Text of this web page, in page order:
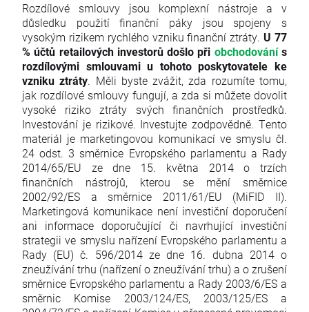
Rozdílové smlouvy jsou komplexní nástroje a v
důsledku použití finanční páky jsou spojeny s
vysokým rizikem rychlého vzniku finanční ztráty. U 77
% účtů retailových investorů došlo při obchodovánís
rozdílovými smlouvami u tohoto poskytovatele ke
vzniku ztráty. Měli byste zvážit, zda rozumíte tomu,
jak rozdílové smlouvy fungují, a zda si můžete dovolit
vysoké riziko ztráty svých finančních prostředků.
Investování je rizikové. Investujte zodpovědně. Tento
materiál je marketingovou komunikací ve smyslu čl.
24 odst. 3 směrnice Evropského parlamentu a Rady
2014/65/EU ze dne 15. května 2014 o trzích
finančních nástrojů, kterou se mění směrnice
2002/92/ES a směrnice 2011/61/EU (MiFID II).
Marketingová komunikace není investiční doporučení
ani informace doporučující či navrhující investiční
strategii ve smyslu nařízení Evropského parlamentu a
Rady (EU) č. 596/2014 ze dne 16. dubna 2014 o
zneužívání trhu (nařízení o zneužívání trhu) a o zrušení
směrnice Evropského parlamentu a Rady 2003/6/ES a
směrnic Komise 2003/124/ES, 2003/125/ES a